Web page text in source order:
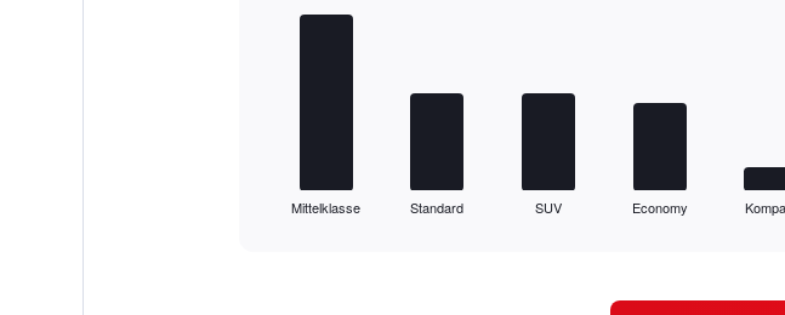
chart
Mittelklasse Standard SUV Economy